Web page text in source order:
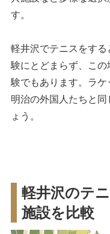
す。
軽井沢でテニスをす
験にとどまらず、こ
験でもあります。ラケ
明治の外国人たちと
ょう。
軽井沢のテ
施設を比較